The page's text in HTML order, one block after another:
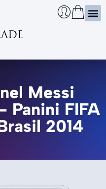
Messi
Panini FIFA
2014